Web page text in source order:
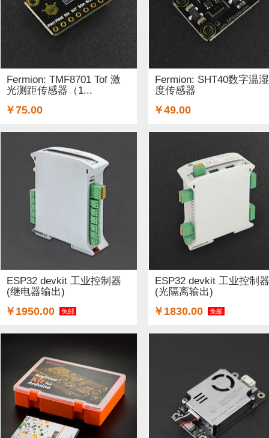
Fermion: TMF8701 Tof 激
光测距传感器（1...
￥75.00
Fermion: SHT40数字温湿
度传感器
￥49.00
ESP32 devkit 工业控制器
(继电器输出)
￥1950.00 免邮
ESP32 devkit 工业控制器
(光隔离输出)
￥1830.00 免邮